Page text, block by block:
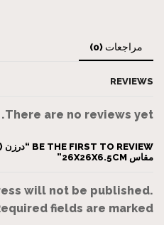
مراجعات (0)
REVIEWS
There are no reviews yet.
مقاس 26X26X6.5CM”
will not be published.
fields are marked